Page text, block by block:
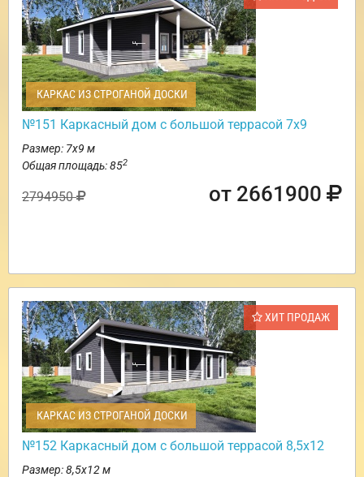
КАРКАС ИЗ СТРОГАНОЙ ДОСКИ
№151 Каркасный дом с большой террасой 7х9
Размер: 7х9 м
Общая площадь: 852
2794950 от 2661900
ХИТ ПРОДАЖ
КАРКАС ИЗ СТРОГАНОЙ ДОСКИ
№152 Каркасный дом с большой террасой 8,5х12
Размер: 8,5х12 м